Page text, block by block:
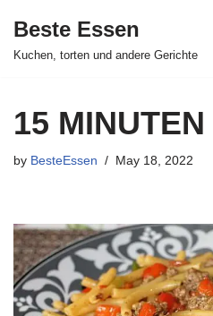
Skip
Beste Essen
Kuchen, torten und andere Gerichte
15
by BesteEssen May 18, 2022